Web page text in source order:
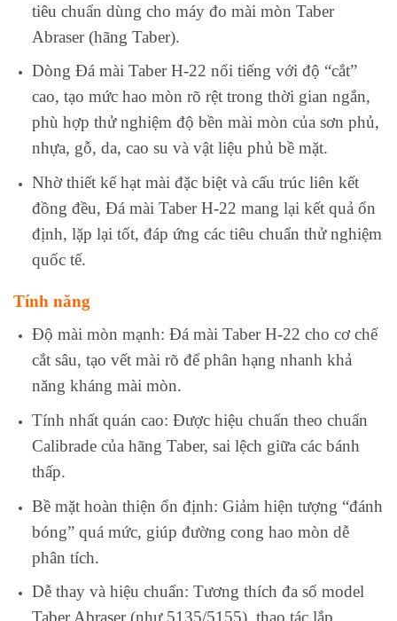
tiêu chuẩn dùng cho máy đo mài mòn Taber
Abraser (hãng Taber).
Dòng Đá mài Taber H-22 nổi tiếng với độ “cắt”
cao, tạo mức hao mòn rõ rệt trong thời gian ngắn,
phù hợp thử nghiệm độ bền mài mòn của sơn phủ,
nhựa, gỗ, da, cao su và vật liệu phủ bề mặt.
Nhờ thiết kế hạt mài đặc biệt và cấu trúc liên kết
đồng đều, Đá mài Taber H-22 mang lại kết quả ổn
định, lặp lại tốt, đáp ứng các tiêu chuẩn thử nghiệm
quốc tế.
Tính năng
Độ mài mòn mạnh: Đá mài Taber H-22 cho cơ chế
cắt sâu, tạo vết mài rõ để phân hạng nhanh khả
năng kháng mài mòn.
Tính nhất quán cao: Được hiệu chuẩn theo chuẩn
Calibrade của hãng Taber, sai lệch giữa các bánh
thấp.
Bề mặt hoàn thiện ổn định: Giảm hiện tượng “đánh
bóng” quá mức, giúp đường cong hao mòn dễ
phân tích.
Dễ thay và hiệu chuẩn: Tương thích đa số model
Taber Abraser (như 5135/5155), thao tác lắp